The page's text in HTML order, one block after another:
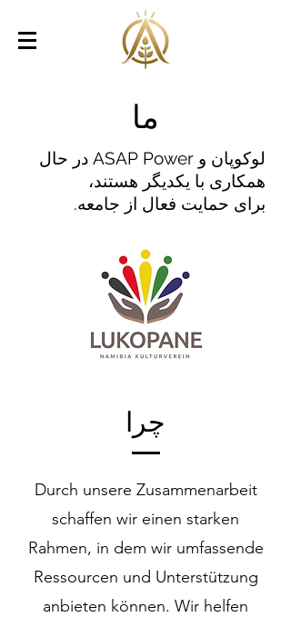
ما
لوکوپان و ASAP Power در حال
همکاری با یکدیگر هستند،
برای حمایت فعال از جامعه.
چرا
Durch unsere Zusammenarbeit
schaffen wir einen starken
Rahmen, in dem wir umfassende
Ressourcen und Unterstützung
anbieten können. Wir helfen